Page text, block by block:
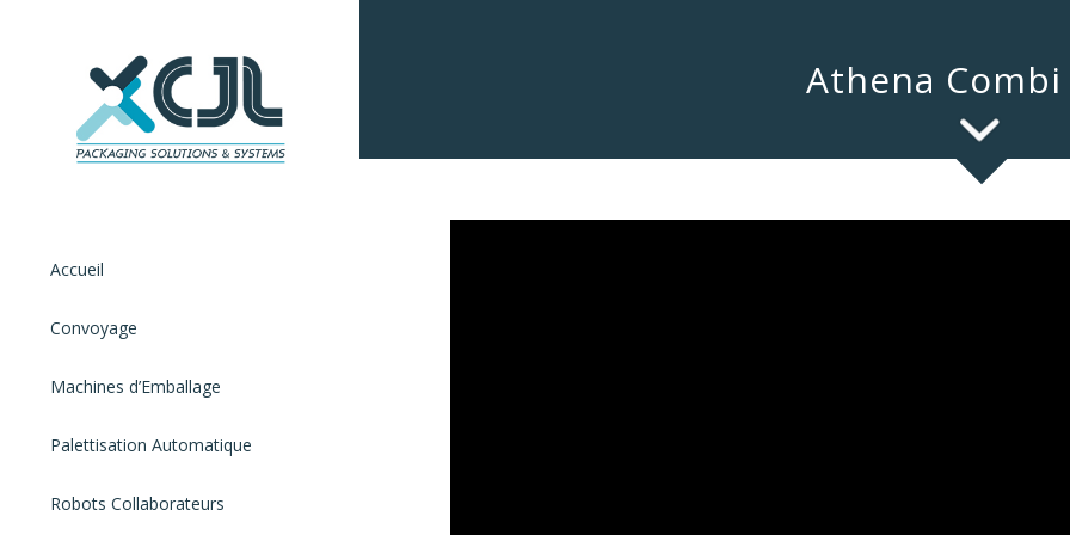
Accueil
Convoyage
Machines d’Emballage
Palettisation Automatique
Robots Collaborateurs
Athena Combi